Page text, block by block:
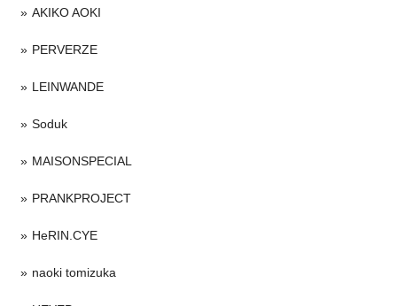
AKIKO AOKI
PERVERZE
LEINWANDE
Soduk
MAISONSPECIAL
PRANKPROJECT
HeRIN.CYE
naoki tomizuka